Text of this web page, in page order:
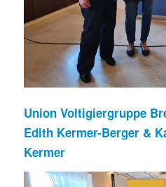
Union Voltigiergruppe
Edith Kermer-Berger &
Kermer